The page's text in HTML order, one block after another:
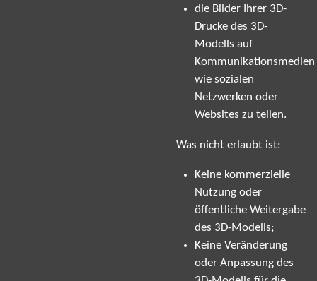
die Bilder Ihrer 3D-
Drucke des 3D-
Modells auf
Kommunikationsmedien
wie sozialen
Netzwerken oder
Websites zu teilen.
Was nicht erlaubt ist:
Keine kommerzielle
Nutzung oder
öffentliche Weitergabe
des 3D-Modells;
Keine Veränderung
oder Anpassung des